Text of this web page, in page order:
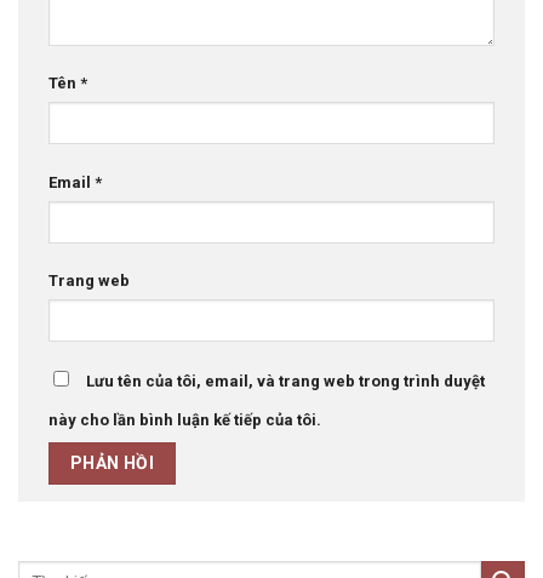
Tên *
Email *
Trang web
Lưu tên của tôi, email, và trang web trong trình duyệt
này cho lần bình luận kế tiếp của tôi.